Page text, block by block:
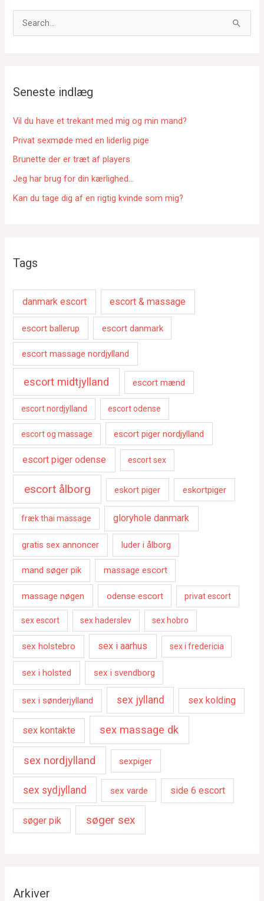
ø
f
e
r
:
Seneste indlæg
Vil du have et trekant med mig og min mand?
Privat sexmøde med en liderlig pige
Brunette der er træt af players
Jeg har brug for din kærlighed…
Kan du tage dig af en rigtig kvinde som mig?
Tags
danmark escort escort & massage
escort ballerup escort danmark
escort massage nordjylland
escort midtjylland escort mænd
escort nordjylland escort odense
escort og massage escort piger nordjylland
escort piger odense escort sex
escort ålborg eskort piger eskortpiger
fræk thai massage gloryhole danmark
gratis sex annoncer luder i ålborg
mand søger pik massage escort
massage nøgen odense escort privat escort
sex escort sex haderslev sex hobro
sex holstebro sex i aarhus sex i fredericia
sex i holsted sex i svendborg
sex i sønderjylland sex jylland sex kolding
sex kontakte sex massage dk
sex nordjylland sexpiger
sex sydjylland sex varde side 6 escort
søger pik søger sex
Arkiver